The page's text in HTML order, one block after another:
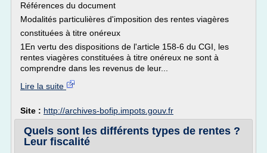
Références du document
Modalités particulières d'imposition des rentes viagères
constituées à titre onéreux
1En vertu des dispositions de l'article 158-6 du CGI, les
rentes viagères constituées à titre onéreux ne sont à
comprendre dans les revenus de leur...
Lire la suite
Site : http://archives-bofip.impots.gouv.fr
Quels sont les différents types de rentes ?
Leur fiscalité